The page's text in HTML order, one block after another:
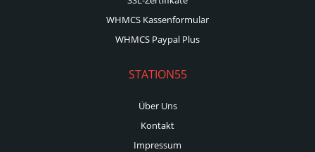
WHMCS Kassenformular
WHMCS Paypal Plus
STATION55
Über Uns
Kontakt
Impressum